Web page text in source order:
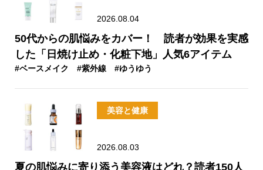
2026.08.04
50代からの肌悩みをカバー！ 読者が効果を実感
した「日焼け止め・化粧下地」人気6アイテム
#ベースメイク #紫外線 #ゆうゆう
美容と健康
2026.08.03
夏の肌悩みに寄り添う美容液はどれ？読者150人